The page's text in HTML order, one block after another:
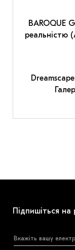
BAROQUE
реальністю
Підпишіться на